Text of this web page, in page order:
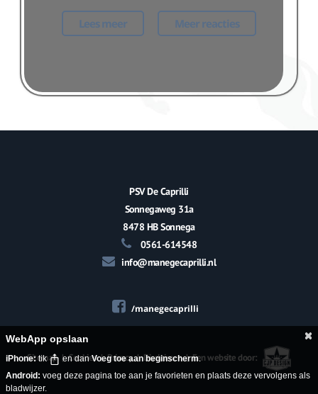
Lees meer Meer reacties
PSV De Caprilli
Sonnegaweg 31a
8478 HB Sonnega
0561-614548
info@manegecaprilli.nl
/manegecaprilli
Sitemap | Cookies | Privacy | Disclaimer | Een website door:
WebApp opslaan
iPhone:tik en danVoeg toe aan beginscherm.
Android: voeg deze pagina toe aan je favorieten en plaats deze vervolgens als
bladwijzer.